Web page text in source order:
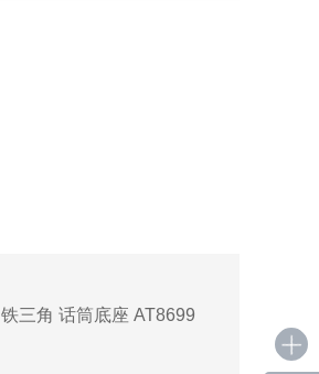
铁三角 话筒底座 AT8699